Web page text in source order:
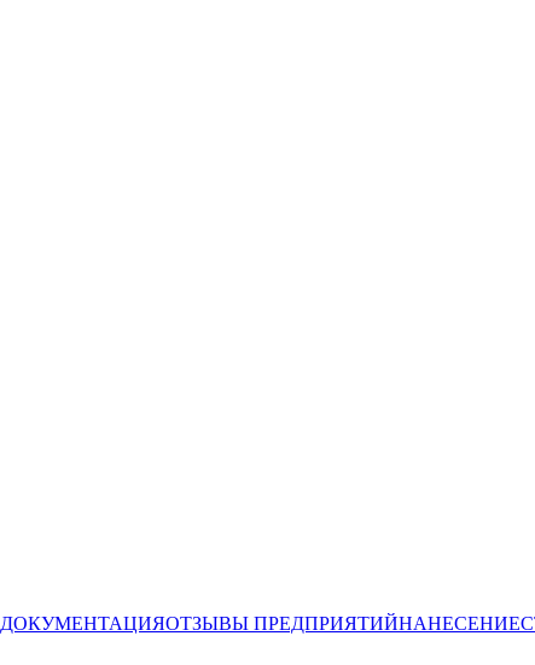
ДОКУМЕНТАЦИЯОТЗЫВЫ ПРЕДПРИЯТИЙНАНЕСЕНИЕ